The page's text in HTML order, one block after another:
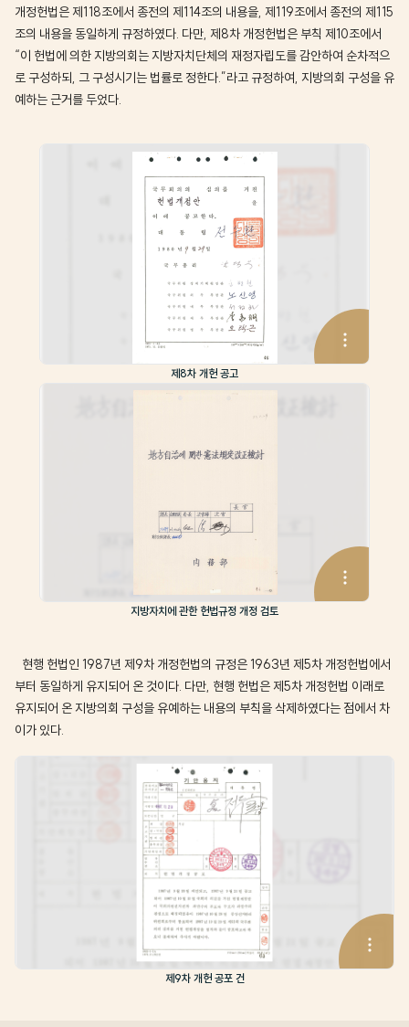
개정헌법은 제118조에서 종전의 제114조의 내용을, 제119조에서 종전의 제115
조의 내용을 동일하게 규정하였다. 다만, 제8차 개정헌법은 부칙 제10조에서
“이 헌법에 의한 지방의회는 지방자치단체의 재정자립도를 감안하여 순차적으
로 구성하되, 그 구성시기는 법률로 정한다.”라고 규정하여, 지방의회 구성을 유
예하는 근거를 두었다.
제8차 개헌 공고
지방자치에 관한 헌법규정 개정 검토
현행 헌법인 1987년 제9차 개정헌법의 규정은 1963년 제5차 개정헌법에서
부터 동일하게 유지되어 온 것이다. 다만, 현행 헌법은 제5차 개정헌법 이래로
유지되어 온 지방의회 구성을 유예하는 내용의 부칙을 삭제하였다는 점에서 차
이가 있다.
제9차 개헌 공포 건